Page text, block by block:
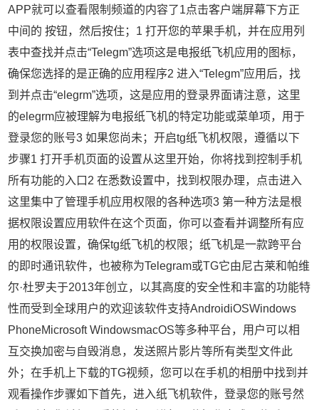
APP就可以查看限制频道的内容了1点击客户端屏幕下方正
中间的 按钮，然后按住；1 打开您的苹果手机，并在应用列
表中查找并点击“Telegm”选项这是电报纸飞机应用的图标，
确保您选择的是正确的应用程序2 进入“Telegm”应用后，找
到并点击“elegrm”选项，这是应用的登录界面请注意，这里
的elegrm应被理解为电报纸飞机的特定功能或菜单项，用于
登录您的账号3 如果您尚未；开启tg纸飞机权限，遵循以下
步骤1 打开手机页面的设置从这里开始，你将找到控制手机
所有功能的入口2 在悉数设置中，找到权限办理，点击进入
这里集中了管理手机应用权限的各种选项3 第一种方法是根
据权限设置应用软件在这个页面，你可以查看并调整所有应
用的权限设置，确保tg纸飞机的权限；纸飞机是一款跨平台
的即时通讯软件，也被称为Telegram或TG它由尼古莱和帕维
尔·杜罗夫于2013年创立，以其高度的安全性和丰富的功能特
性而受到全球用户的欢迎该软件支持AndroidiOSWindows
PhoneMicrosoft WindowsmacOS等多种平台，用户可以相
互交换加密与自毁消息，发送照片影片等所有类型文件此
外；在手机上下载的TG视频，您可以在手机的相册中找到并
观看操作步骤如下首先，进入纸飞机软件，登录您的账号然